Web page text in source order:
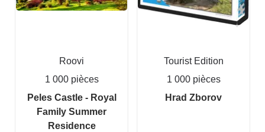
Roovi
1 000 pièces
Peles Castle - Royal
Family Summer
Residence
Tourist Edition
1 000 pièces
Hrad Zborov